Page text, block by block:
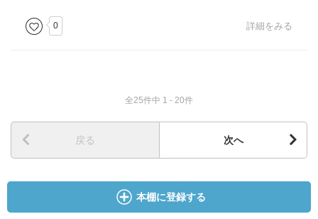
0 詳細をみる
全25件中 1 - 20件
戻る 次へ
本棚に登録する